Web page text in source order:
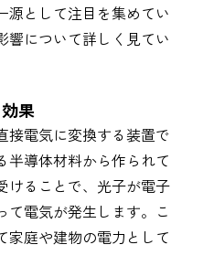
源として注目を集めてい
響について詳しく見てい
果
接電気に変換する装置で
半導体材料から作られて
けることで、光子が電子
て電気が発生します。こ
家庭や建物の電力として